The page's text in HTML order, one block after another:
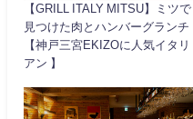
【GRILL ITALY MITSU】ミツで
見つけた肉とハンバーグランチ
【神戸三宮EKIZOに人気イタリ
アン 】